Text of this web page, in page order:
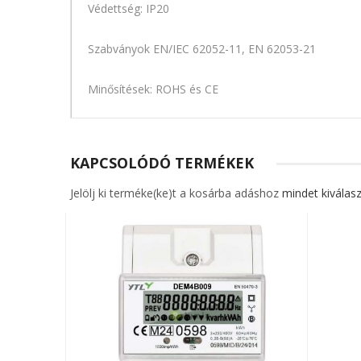
Védettség: IP20
Szabványok EN/IEC 62052-11, EN 62053-21
Minősítések: ROHS és CE
KAPCSOLÓDÓ TERMÉKEK
Jelölj ki terméke(ke)t a kosárba adáshoz mindet